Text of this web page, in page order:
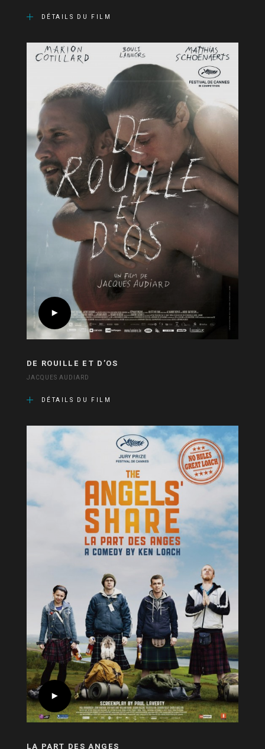
DÉTAILS DU FILM
DE ROUILLE ET D’OS
JACQUES AUDIARD
DÉTAILS DU FILM
LA PART DES ANGES